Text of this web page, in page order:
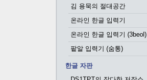
김 용묵의 절대공간
온라인 한글 입력기
온라인 한글 입력기 (3beol)
팥알 입력기 (숨통)
한글 자판